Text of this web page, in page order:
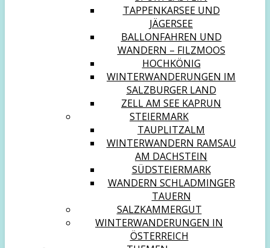
TAPPENKARSEE UND
JÄGERSEE
BALLONFAHREN UND
WANDERN – FILZMOOS
HOCHKÖNIG
WINTERWANDERUNGEN IM
SALZBURGER LAND
ZELL AM SEE KAPRUN
STEIERMARK
TAUPLITZALM
WINTERWANDERN RAMSAU
AM DACHSTEIN
SÜDSTEIERMARK
WANDERN SCHLADMINGER
TAUERN
SALZKAMMERGUT
WINTERWANDERUNGEN IN
ÖSTERREICH